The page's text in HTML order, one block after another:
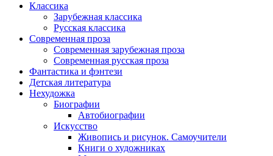
Классика
Зарубежная классика
Русская классика
Современная проза
Современная зарубежная проза
Современная русская проза
Фантастика и фэнтези
Детская литература
Нехудожка
Биографии
Автобиографии
Искусство
Живопись и рисунок. Самоучители
Книги о художниках